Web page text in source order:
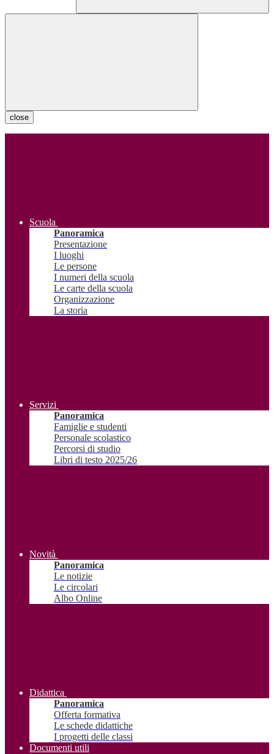
close
Scuola
Panoramica
Presentazione
I luoghi
Le persone
I numeri della scuola
Le carte della scuola
Organizzazione
La storia
Servizi
Panoramica
Famiglie e studenti
Personale scolastico
Percorsi di studio
Libri di testo 2025/26
Novità
Panoramica
Le notizie
Le circolari
Albo Online
Didattica
Panoramica
Offerta formativa
Le schede didattiche
I progetti delle classi
Documenti utili